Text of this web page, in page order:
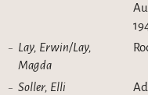
Lay, Erwin/Lay,
Magda
Soller, Elli